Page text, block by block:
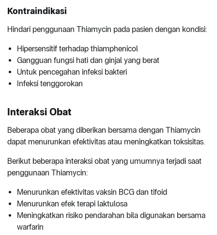
Kontraindikasi
Hindari penggunaan Thiamycin pada pasien dengan kondisi:
Hipersensitif terhadap thiamphenicol
Gangguan fungsi hati dan ginjal yang berat
Untuk pencegahan infeksi bakteri
Infeksi tenggorokan
Interaksi Obat
Beberapa obat yang diberikan bersama dengan Thiamycin
dapat menurunkan efektivitas atau meningkatkan toksisitas.
Berikut beberapa interaksi obat yang umumnya terjadi saat
penggunaan Thiamycin:
Menurunkan efektivitas vaksin BCG dan tifoid
Menurunkan efek terapi laktulosa
Meningkatkan risiko pendarahan bila digunakan bersama
warfarin